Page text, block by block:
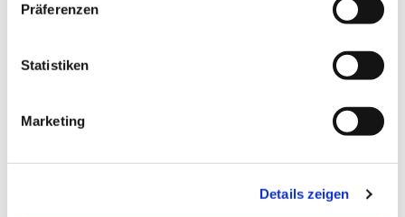
Präferenzen
Statistiken
Marketing
Details zeigen